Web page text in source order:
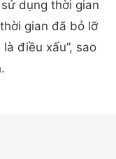
dụng thời gian
gian đã bỏ lỡ
điều xấu”, sao